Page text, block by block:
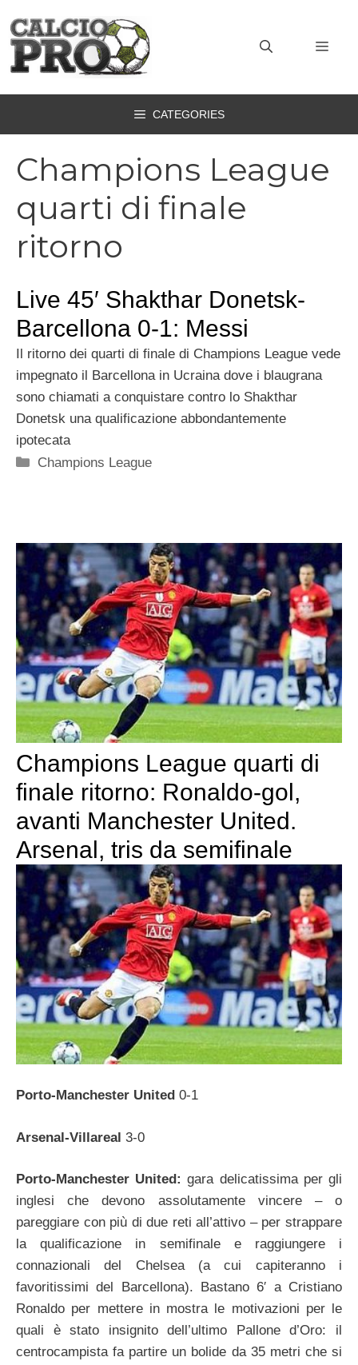
contenuto
CATEGORIES
Champions League
quarti di finale
ritorno
Live 45′ Shakthar Donetsk-
Barcellona 0-1: Messi
Il ritorno dei quarti di finale di Champions League vede
impegnato il Barcellona in Ucraina dove i blaugrana
sono chiamati a conquistare contro lo Shakthar
Donetsk una qualificazione abbondantemente
ipotecata
Categorie
Champions League
Champions League quarti di
finale ritorno: Ronaldo-gol,
avanti Manchester United.
Arsenal, tris da semifinale
Porto-Manchester United 0-1
Arsenal-Villareal 3-0
Porto-Manchester United:gara delicatissima per gli
inglesi che devono assolutamente vincere – o
pareggiare con più di due reti all’attivo – per strappare
la qualificazione in semifinale e raggiungere i
connazionali del Chelsea (a cui capiteranno i
favoritissimi del Barcellona). Bastano 6′ a Cristiano
Ronaldo per mettere in mostra le motivazioni per le
quali è stato insignito dell’ultimo Pallone d’Oro: il
centrocampista fa partire un bolide da 35 metri che si